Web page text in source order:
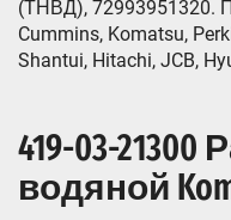
(ТНВД), 72993951320.
Cummins, Komatsu,
Shantui, Hitachi, JCB,
419-03-
водяной